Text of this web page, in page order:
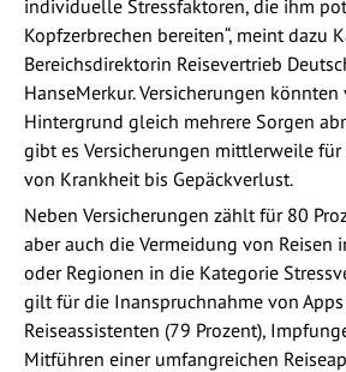
individuelle Stressfaktoren, die ihm
Kopfzerbrechen bereiten“, meint dazu
Bereichsdirektorin Reisevertrieb
HanseMerkur. Versicherungen könnten
Hintergrund gleich mehrere Sorgen
gibt es Versicherungen mittlerweile
von Krankheit bis Gepäckverlust.
Neben Versicherungen zählt für 80
aber auch die Vermeidung von Reisen
oder Regionen in die Kategorie
gilt für die Inanspruchnahme von
Reiseassistenten (79 Prozent),
Mitführen einer umfangreichen